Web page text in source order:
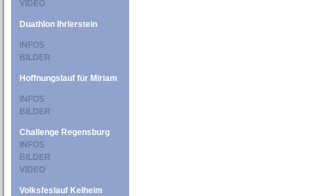
VIDEO
Duathlon Ihrlerstein
INFOS
BILDER
Hoffnungslauf für Miriam
INFOS
BILDER
Challenge Regensburg
INFOS
BILDER
VIDEO
Volksfeslauf Kelheim